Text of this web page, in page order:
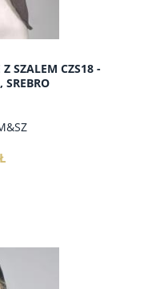
SZALEM CZS18 -